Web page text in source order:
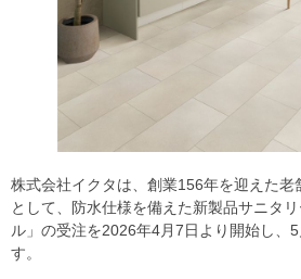
株式会社イクタは、創業156年を迎えた老
として、防水仕様を備えた新製品サニタ
ル」の受注を2026年4月7日より開始し、
す。